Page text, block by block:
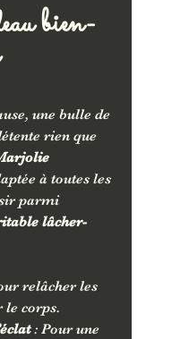
bien-
une bulle de
rien que
à toutes les
parmi
lâcher-
relâcher les
le corps.
: Pour une